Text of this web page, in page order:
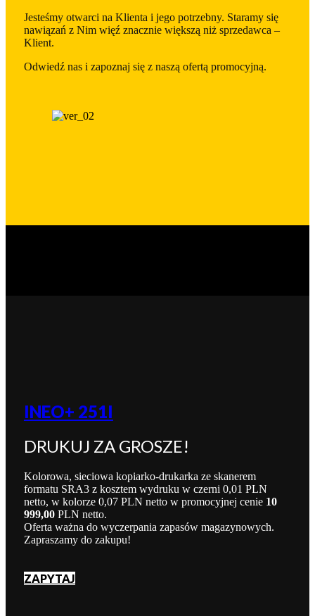
Jesteśmy otwarci na Klienta i jego potrzebny. Staramy się
nawiązań z Nim więź znacznie większą niż sprzedawca –
Klient.
Odwiedź nas i zapoznaj się z naszą ofertą promocyjną.
INEO+ 251I
DRUKUJ ZA GROSZE!
Kolorowa, sieciowa kopiarko-drukarka ze skanerem
formatu SRA3 z kosztem wydruku w czerni 0,01 PLN
netto, w kolorze 0,07 PLN netto w promocyjnej cenie 10
999,00PLN netto.
Oferta ważna do wyczerpania zapasów magazynowych.
Zapraszamy do zakupu!
ZAPYTAJ